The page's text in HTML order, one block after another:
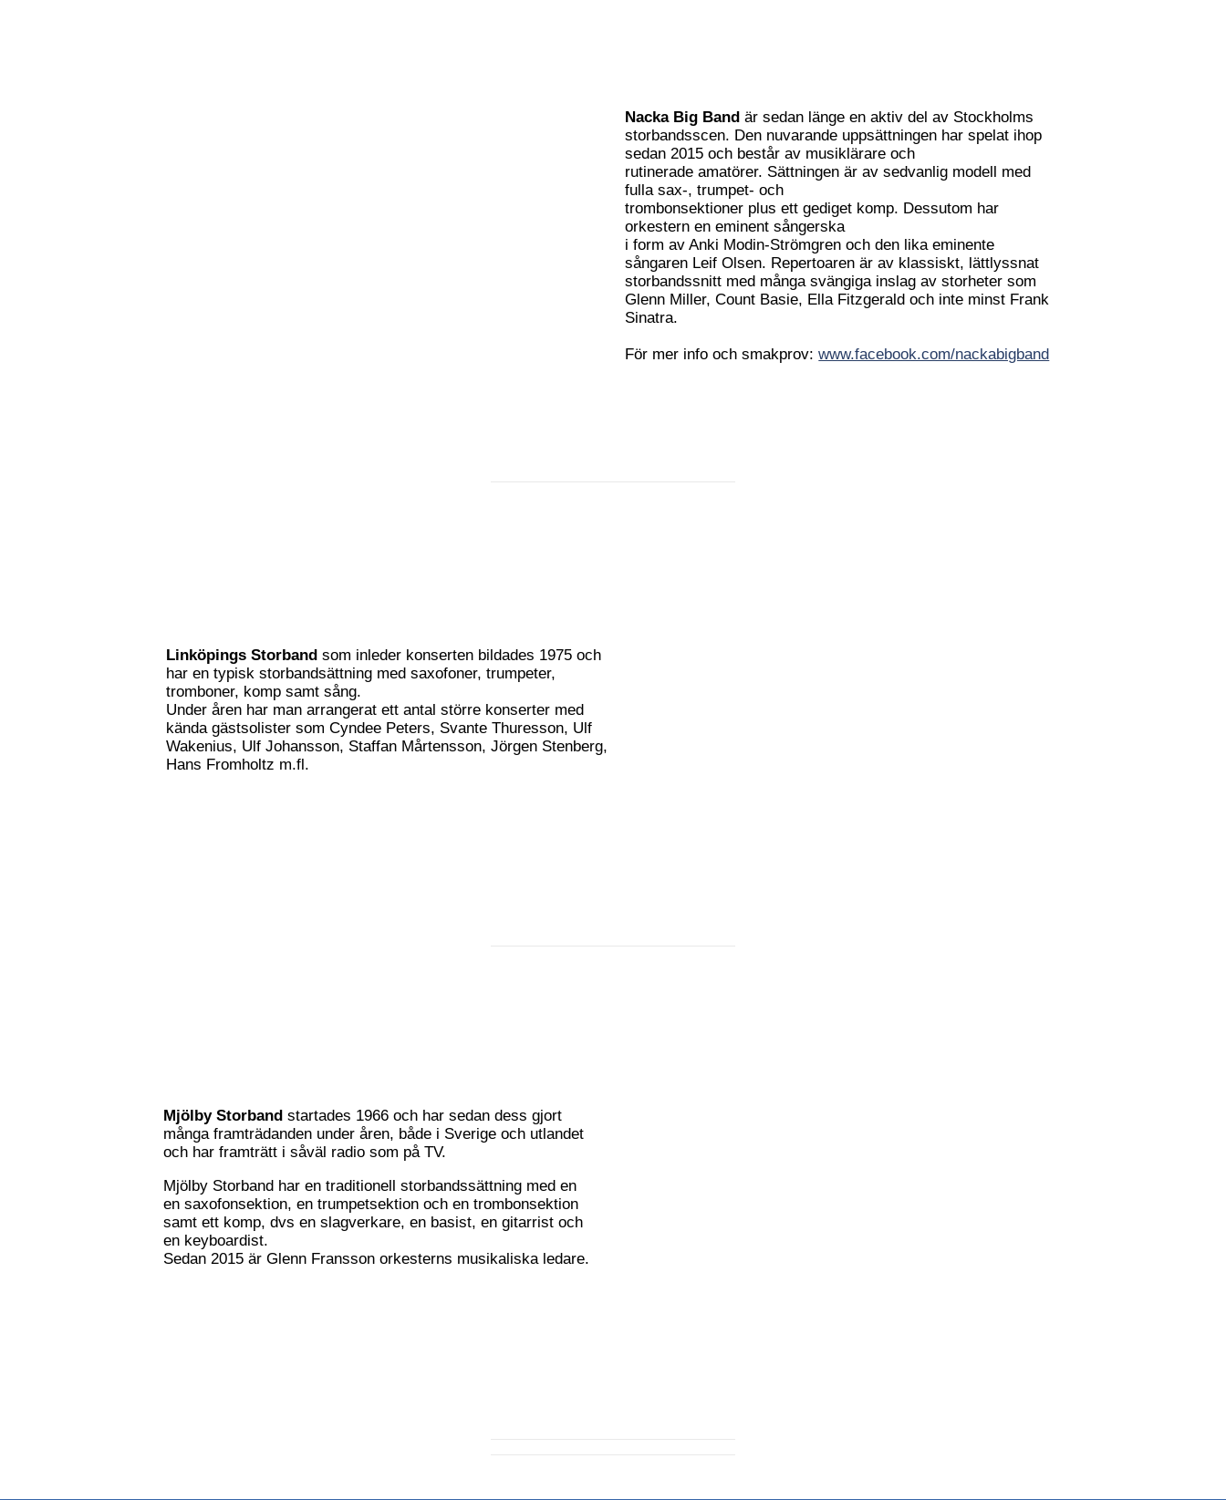
Nacka Big Band är sedan länge en aktiv del av Stockholms
storbandsscen. Den nuvarande uppsättningen har spelat ihop
sedan 2015 och består av musiklärare och
rutinerade amatörer. Sättningen är av sedvanlig modell med
fulla sax-, trumpet- och
trombonsektioner plus ett gediget komp. Dessutom har
orkestern en eminent sångerska
i form av Anki Modin-Strömgren och den lika eminente
sångaren Leif Olsen. Repertoaren är av klassiskt, lättlyssnat
storbandssnitt med många svängiga inslag av storheter som
Glenn Miller, Count Basie, Ella Fitzgerald och inte minst Frank
Sinatra.
För mer info och smakprov:www.facebook.com/nackabigband
Linköpings Storbandsom inleder konserten bildades 1975 och
har en typisk storbandsättning med saxofoner, trumpeter,
tromboner, komp samt sång.
Under åren har man arrangerat ett antal större konserter med
kända gästsolister som Cyndee Peters, Svante Thuresson, Ulf
Wakenius, Ulf Johansson, Staffan Mårtensson, Jörgen Stenberg,
Hans Fromholtz m.fl.
Mjölby Storband startades 1966 och har sedan dess gjort
många framträdanden under åren, både i Sverige och utlandet
och har framträtt i såväl radio som på TV.
Mjölby Storband har en traditionell storbandssättning med en
en saxofonsektion, en trumpetsektion och en trombonsektion
samt ett komp, dvs en slagverkare, en basist, en gitarrist och
en keyboardist.
Sedan 2015 är Glenn Fransson orkesterns musikaliska ledare.